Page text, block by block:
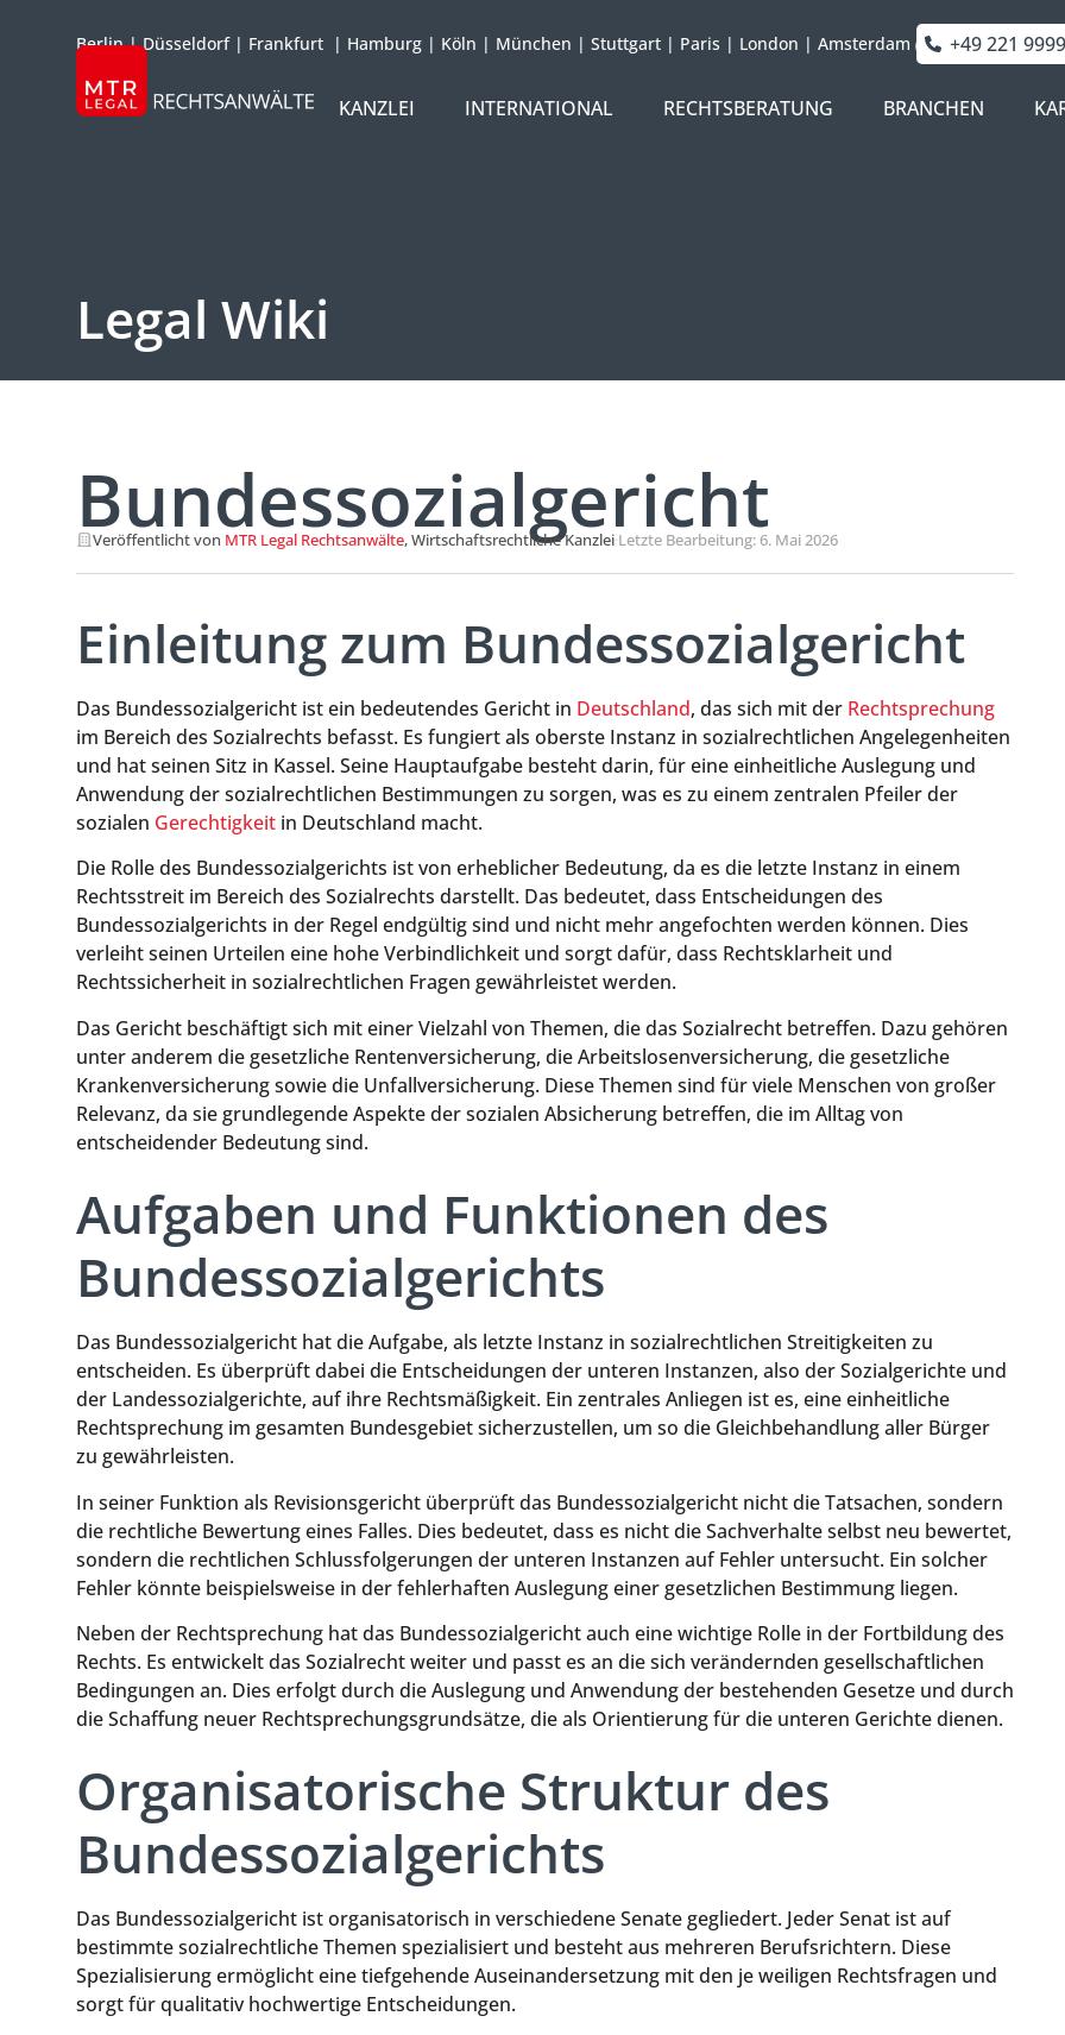
Berlin|Düsseldorf| Frankfurt | Hamburg | Köln | München | Stuttgart | Paris | London | Amsterdam +49 221
KANZLEI
INTERNATIONAL RECHTSBERATUNG BRANCHEN
Legal Wiki
Bundessozialgericht
Veröffentlicht von MTR Legal Rechtsanwälte, Wirtschaftsrechtliche Kanzlei·Letzte Bearbeitung: 6. Mai 2026
Einleitung zum Bundessozialgericht
Das Bundessozialgericht ist ein bedeutendes Gericht in Deutschland, das sich mit der Rechtsprechung
im Bereich des Sozialrechts befasst. Es fungiert als oberste Instanz in sozialrechtlichen Angelegenheiten
und hat seinen Sitz in Kassel. Seine Hauptaufgabe besteht darin, für eine einheitliche Auslegung und
Anwendung der sozialrechtlichen Bestimmungen zu sorgen, was es zu einem zentralen Pfeiler der
sozialen Gerechtigkeit in Deutschland macht.
Die Rolle des Bundessozialgerichts ist von erheblicher Bedeutung, da es die letzte Instanz in einem
Rechtsstreit im Bereich des Sozialrechts darstellt. Das bedeutet, dass Entscheidungen des
Bundessozialgerichts in der Regel endgültig sind und nicht mehr angefochten werden können. Dies
verleiht seinen Urteilen eine hohe Verbindlichkeit und sorgt dafür, dass Rechtsklarheit und
Rechtssicherheit in sozialrechtlichen Fragen gewährleistet werden.
Das Gericht beschäftigt sich mit einer Vielzahl von Themen, die das Sozialrecht betreffen. Dazu gehören
unter anderem die gesetzliche Rentenversicherung, die Arbeitslosenversicherung, die gesetzliche
Krankenversicherung sowie die Unfallversicherung. Diese Themen sind für viele Menschen von großer
Relevanz, da sie grundlegende Aspekte der sozialen Absicherung betreffen, die im Alltag von
entscheidender Bedeutung sind.
Aufgaben und Funktionen des
Bundessozialgerichts
Das Bundessozialgericht hat die Aufgabe, als letzte Instanz in sozialrechtlichen Streitigkeiten zu
entscheiden. Es überprüft dabei die Entscheidungen der unteren Instanzen, also der Sozialgerichte und
der Landessozialgerichte, auf ihre Rechtsmäßigkeit. Ein zentrales Anliegen ist es, eine einheitliche
Rechtsprechung im gesamten Bundesgebiet sicherzustellen, um so die Gleichbehandlung aller Bürger
zu gewährleisten.
In seiner Funktion als Revisionsgericht überprüft das Bundessozialgericht nicht die Tatsachen, sondern
die rechtliche Bewertung eines Falles. Dies bedeutet, dass es nicht die Sachverhalte selbst neu bewertet,
sondern die rechtlichen Schlussfolgerungen der unteren Instanzen auf Fehler untersucht. Ein solcher
Fehler könnte beispielsweise in der fehlerhaften Auslegung einer gesetzlichen Bestimmung liegen.
Neben der Rechtsprechung hat das Bundessozialgericht auch eine wichtige Rolle in der Fortbildung des
Rechts. Es entwickelt das Sozialrecht weiter und passt es an die sich verändernden gesellschaftlichen
Bedingungen an. Dies erfolgt durch die Auslegung und Anwendung der bestehenden Gesetze und durch
die Schaffung neuer Rechtsprechungsgrundsätze, die als Orientierung für die unteren Gerichte dienen.
Organisatorische Struktur des
Bundessozialgerichts
Das Bundessozialgericht ist organisatorisch in verschiedene Senate gegliedert. Jeder Senat ist auf
bestimmte sozialrechtliche Themen spezialisiert und besteht aus mehreren Berufsrichtern. Diese
Spezialisierung ermöglicht eine tiefgehende Auseinandersetzung mit den je weiligen Rechtsfragen und
sorgt für qualitativ hochwertige Entscheidungen.